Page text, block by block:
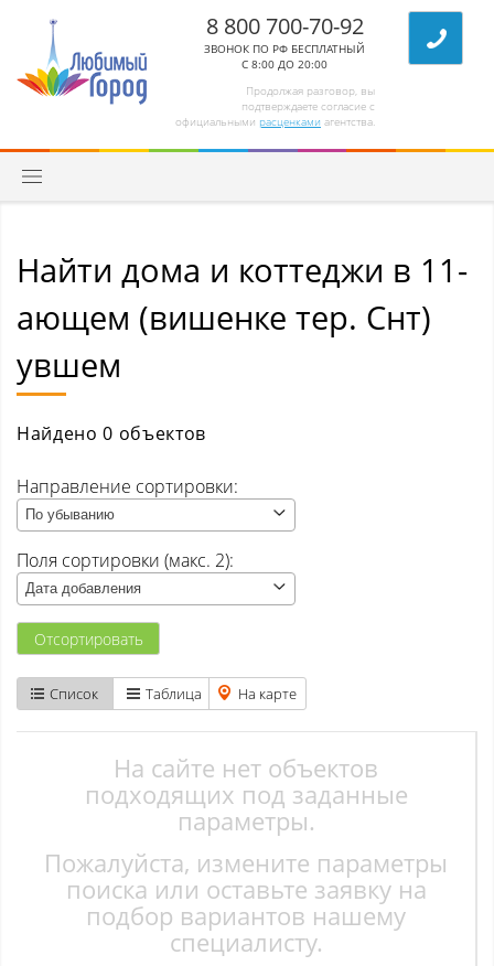
Продолжая разговор, вы
подтверждаете согласие с
официальными расценками агентства.
8 800 700-70-92
ЗВОНОК ПО РФ БЕСПЛАТНЫЙ
С 8:00 ДО 20:00
Квартиры
Комнаты/секции
Абагур (Центральный р-н)
Абагур-Лесной
Атаманово
Бачатский
Берёзово с
Вишенка тер. СНТ
Высокий
Гурьевск
Найти дома и коттеджи в 11-
ающем (вишенке тер. Снт)
увшем
Найдено 0 объектов
Направление сортировки:
По убыванию
Поля сортировки (макс. 2):
Дата добавления
Отсортировать
Список Таблица На карте
На сайте нет объектов
подходящих под заданные
параметры.
Пожалуйста, измените параметры
поиска или оставьте заявку на
подбор вариантов нашему
специалисту.